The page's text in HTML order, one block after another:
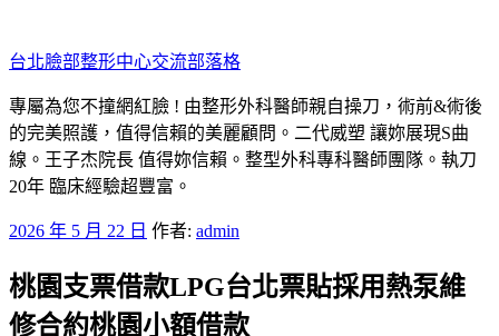
至
主
要
內
容
台北臉部整形中心交流部落格
專屬為您不撞網紅臉 ! 由整形外科醫師親自操刀，術前&術後
的完美照護，值得信賴的美麗顧問。二代威塑 讓妳展現S曲
線。王子杰院長 值得妳信賴。整型外科專科醫師團隊。執刀
20年 臨床經驗超豐富。
發
於
2026 年 5 月 22 日 作者: admin
桃園支票借款LPG台北票貼採用熱泵維
修合約桃園小額借款